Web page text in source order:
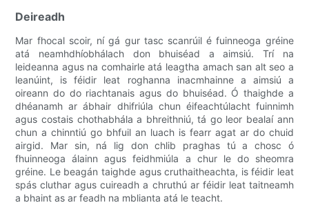
Deireadh
Mar fhocal scoir, ní gá gur tasc scanrúil é fuinneoga gréine
atá neamhdhíobhálach don bhuiséad a aimsiú. Trí na
leideanna agus na comhairle atá leagtha amach san alt seo a
leanúint, is féidir leat roghanna inacmhainne a aimsiú a
oireann do do riachtanais agus do bhuiséad. Ó thaighde a
dhéanamh ar ábhair dhifriúla chun éifeachtúlacht fuinnimh
agus costais chothabhála a bhreithniú, tá go leor bealaí ann
chun a chinntiú go bhfuil an luach is fearr agat ar do chuid
airgid. Mar sin, ná lig don chlib praghas tú a chosc ó
fhuinneoga álainn agus feidhmiúla a chur le do sheomra
gréine. Le beagán taighde agus cruthaitheachta, is féidir leat
spás cluthar agus cuireadh a chruthú ar féidir leat taitneamh
a bhaint as ar feadh na mblianta atá le teacht.